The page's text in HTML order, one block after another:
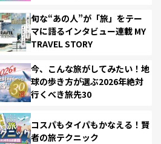
旬な“あの人”が「旅」をテー
マに語るインタビュー連載 MY
TRAVEL STORY
今、こんな旅がしてみたい！地
球の歩き方が選ぶ2026年絶対
行くべき旅先30
コスパもタイパもかなえる！賢
者の旅テクニック